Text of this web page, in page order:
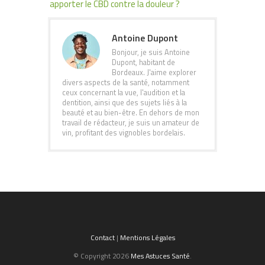
apporter le CBD contre la douleur ?
Antoine Dupont
Bonjour, je suis Antoine
Dupont, habitant de
Bordeaux. J'aime explorer
divers aspects de la santé, notamment
ceux concernant la vue, l'audition et la
dentition, ainsi que des sujets liés à la
beauté et au bien-être. En dehors de mon
travail de rédacteur, je suis un amateur de
vin, profitant des vignobles bordelais.
Contact| Mentions Légales
© Copyright 2026 Mes Astuces Santé.